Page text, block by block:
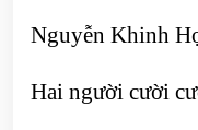
Nguyễn Khinh
Hai người cười